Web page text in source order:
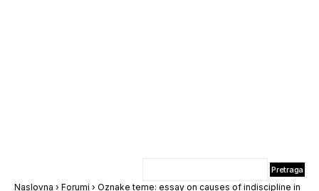
Naslovna › Forumi › Oznake teme: essay on causes of indiscipline in